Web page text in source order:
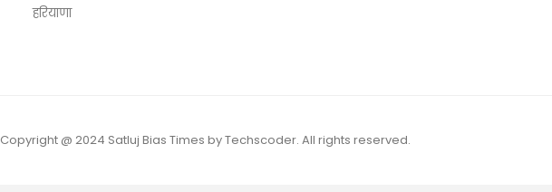
हरियाणा
Copyright @ 2024 Satluj Bias Times by Techscoder. All rights reserved.